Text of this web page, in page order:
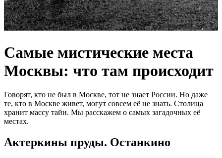
Самые мистические места
Москвы: что там происходит
Говорят, кто не был в Москве, тот не знает России. Но даже
те, кто в Москве живет, могут совсем её не знать. Столица
хранит массу тайн. Мы расскажем о самых загадочных её
местах.
Актеркины пруды. Останкино